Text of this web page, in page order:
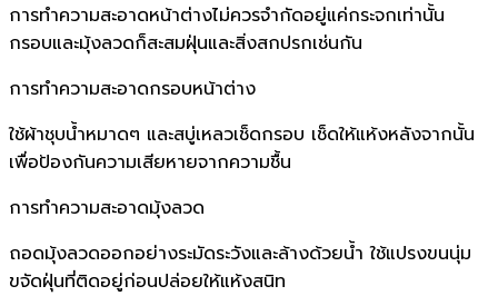
การทำความสะอาดหน้าต่างไม่ควรจำกัดอยู่แค่กระจกเท่านั้น
กรอบและมุ้งลวดก็สะสมฝุ่นและสิ่งสกปรกเช่นกัน
การทำความสะอาดกรอบหน้าต่าง
ใช้ผ้าชุบน้ำหมาดๆ และสบู่เหลวเช็ดกรอบ เช็ดให้แห้งหลังจากนั้น
เพื่อป้องกันความเสียหายจากความชื้น
การทำความสะอาดมุ้งลวด
ถอดมุ้งลวดออกอย่างระมัดระวังและล้างด้วยน้ำ ใช้แปรงขนนุ่ม
ขจัดฝุ่นที่ติดอยู่ก่อนปล่อยให้แห้งสนิท